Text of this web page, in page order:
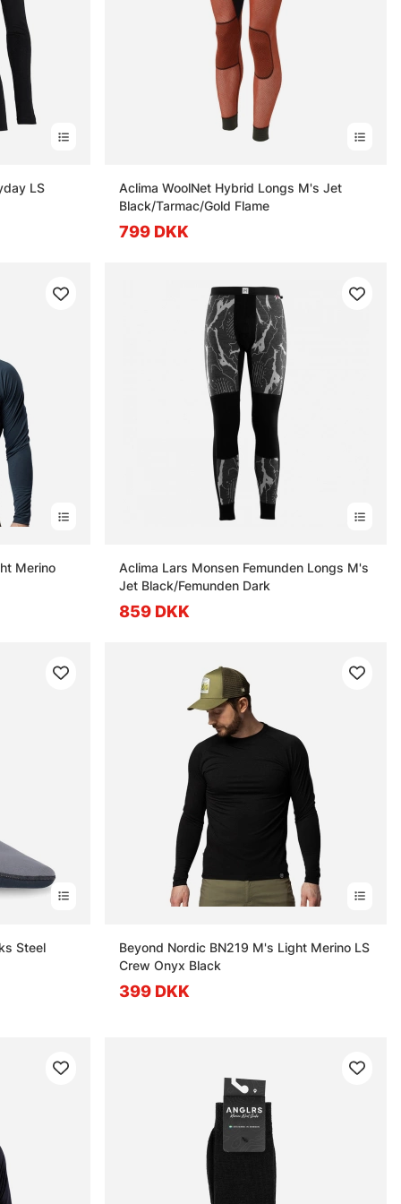
LS
Aclima WoolNet Hybrid Longs M's Jet
Black/Tarmac/Gold Flame
799 DKK
Merino
Aclima Lars Monsen Femunden Longs M's
Jet Black/Femunden Dark
859 DKK
Steel
Beyond Nordic BN219 M's Light Merino LS
Crew Onyx Black
399 DKK